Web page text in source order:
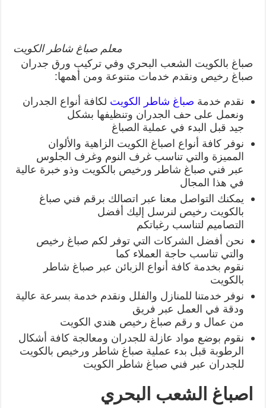
معلم صباغ شاطر الكويت
صباغ بالكويت الشعب البحري وفي تركيب ورق جدران
صباغ رخيص ونقدم خدمات متنوعة ومن أهمها:
نقدم خدمة صباغ شاطر الكويت لكافة أنواع الجدران
ونعمل على حف الجدران وتنظيفها بشكل
جيد قبل البدء في عملية الصباغ
نوفر كافة أنواع اصباغ الكويت الزاهية والألوان
المميزة والتي تناسب غرف النوم وغرف الجلوس
عبر فني صباغ شاطر ورخيص بالكويت وذو خبرة عالية
في هذا المجال
يمكنك التواصل معنا عبر اتصالك برقم فني صباغ
بالكويت رخيص لنرسل إليك أفضل
التصاميم لتناسب رغباتكم
نحن أفضل الشركات التي توفر لكم صباغ رخيص
والتي تناسب حاجة العملاء كما
نقوم بخدمة كافة أنواع الزبائن عبر صباغ شاطر
بالكويت
نوفر خدمتنا للمنازل والفلل ونقدم خدمة بسرعة عالية
ودقة في العمل عبر فريق
من عمال و رقم صباغ رخيص هندي الكويت
نقوم بوضع مواد عازلة للجدران ومعالجة كافة أشكال
الرطوبة قبل بدء عملية صباغ شاطر ورخيص بالكويت
للجدران عبر فني صباغ شاطر الكويت
اصباغ الشعب البحري